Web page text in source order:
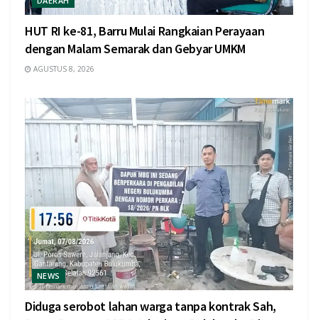
HUT RI ke-81, Barru Mulai Rangkaian Perayaan
dengan Malam Semarak dan Gebyar UMKM
AGUSTUS 8, 2026
NEWS
Diduga serobot lahan warga tanpa kontrak Sah,